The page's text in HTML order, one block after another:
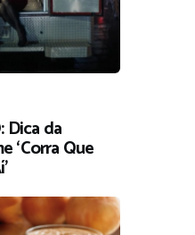
Dica da
‘Corra Que